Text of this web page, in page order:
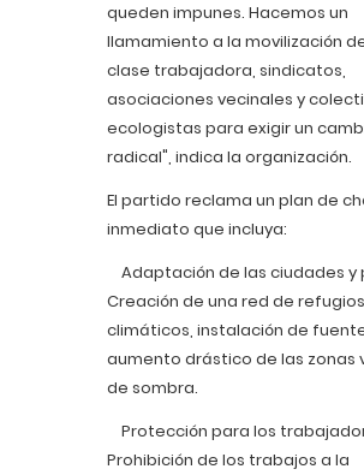
queden impunes. Hacemos un
llamamiento a la movilización
clase trabajadora, sindicatos,
asociaciones vecinales y
ecologistas para exigir un
radical", indica la organización.
El partido reclama un plan de
inmediato que incluya:
Adaptación de las ciudades y
Creación de una red de refugios
climáticos, instalación de
aumento drástico de las zonas
de sombra.
Protección para los
Prohibición de los trabajos a la